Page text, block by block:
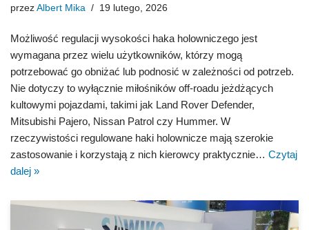
przez Albert Mika 19 lutego, 2026
Możliwość regulacji wysokości haka holowniczego jest
wymagana przez wielu użytkowników, którzy mogą
potrzebować go obniżać lub podnosić w zależności od potrzeb.
Nie dotyczy to wyłącznie miłośników off-roadu jeżdżących
kultowymi pojazdami, takimi jak Land Rover Defender,
Mitsubishi Pajero, Nissan Patrol czy Hummer. W
rzeczywistości regulowane haki holownicze mają szerokie
zastosowanie i korzystają z nich kierowcy praktycznie… Czytaj
dalej »